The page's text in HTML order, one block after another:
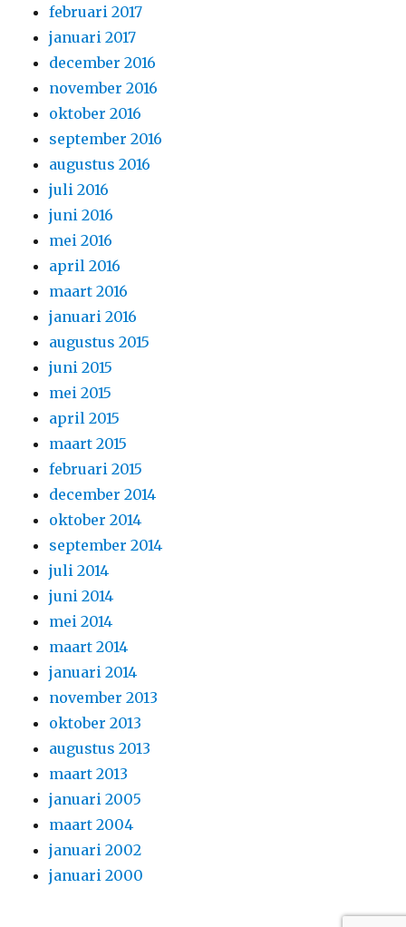
februari 2017
januari 2017
december 2016
november 2016
oktober 2016
september 2016
augustus 2016
juli 2016
juni 2016
mei 2016
april 2016
maart 2016
januari 2016
augustus 2015
juni 2015
mei 2015
april 2015
maart 2015
februari 2015
december 2014
oktober 2014
september 2014
juli 2014
juni 2014
mei 2014
maart 2014
januari 2014
november 2013
oktober 2013
augustus 2013
maart 2013
januari 2005
maart 2004
januari 2002
januari 2000